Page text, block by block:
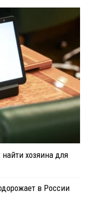
найти хозяина для
в России